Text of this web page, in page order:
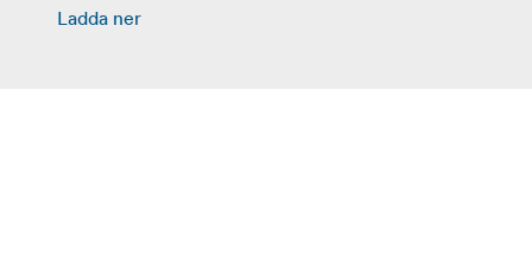
Ladda ner